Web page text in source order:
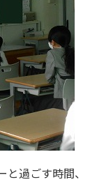
過ごす時間、